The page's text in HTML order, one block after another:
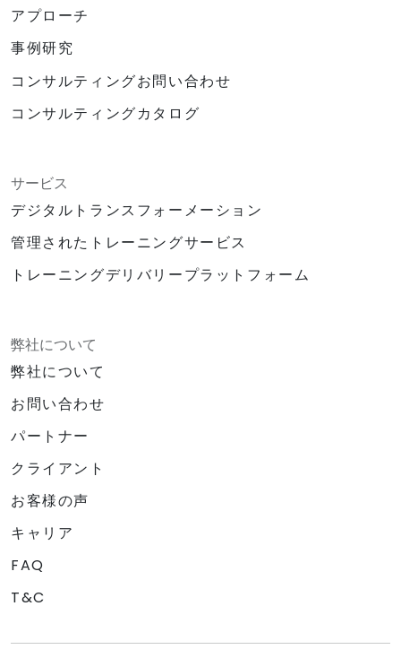
アプローチ
事例研究
コンサルティングお問い合わせ
コンサルティングカタログ
サービス
デジタルトランスフォーメーション
管理されたトレーニングサービス
トレーニングデリバリープラットフォーム
弊社について
弊社について
お問い合わせ
パートナー
クライアント
お客様の声
キャリア
FAQ
T&C